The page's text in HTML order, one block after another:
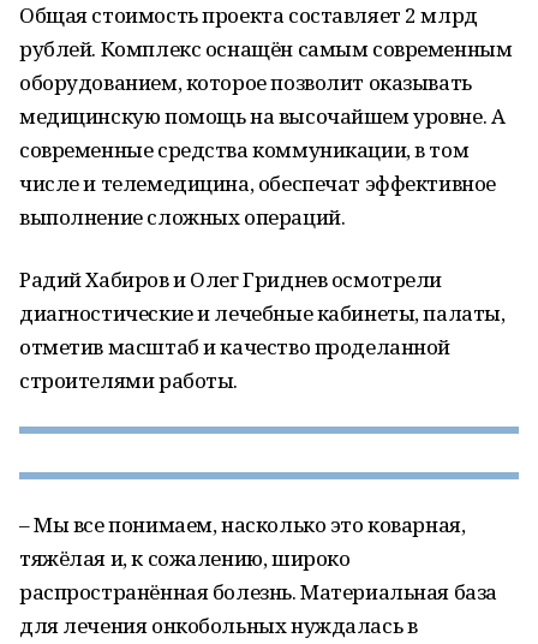
Общая стоимость проекта составляет 2 млрд
рублей. Комплекс оснащён самым современным
оборудованием, которое позволит оказывать
медицинскую помощь на высочайшем уровне. А
современные средства коммуникации, в том
числе и телемедицина, обеспечат эффективное
выполнение сложных операций.
Радий Хабиров и Олег Гриднев осмотрели
диагностические и лечебные кабинеты, палаты,
отметив масштаб и качество проделанной
строителями работы.
– Мы все понимаем, насколько это коварная,
тяжёлая и, к сожалению, широко
распространённая болезнь. Материальная база
для лечения онкобольных нуждалась в